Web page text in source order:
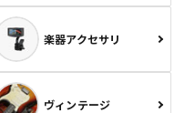
楽器アクセサリ
ヴィンテージ